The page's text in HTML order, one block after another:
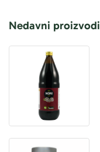
Nedavni proizvodi